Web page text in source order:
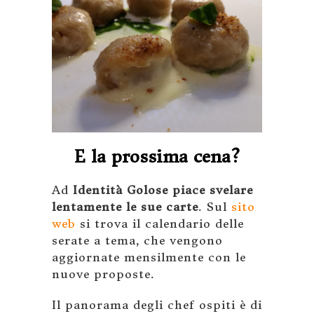
E la prossima cena?
Ad Identità Golose piace svelare
lentamente le sue carte. Sul sito
web si trova il calendario delle
serate a tema, che vengono
aggiornate mensilmente con le
nuove proposte.
Il panorama degli chef ospiti è di